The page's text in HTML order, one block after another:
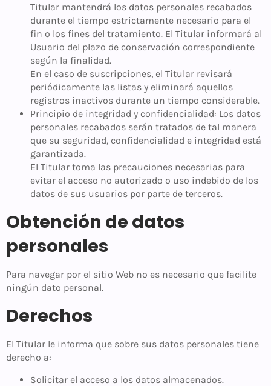
Titular mantendrá los datos personales recabados
durante el tiempo estrictamente necesario para el
fin o los fines del tratamiento. El Titular informará al
Usuario del plazo de conservación correspondiente
según la finalidad.
En el caso de suscripciones, el Titular revisará
periódicamente las listas y eliminará aquellos
registros inactivos durante un tiempo considerable.
Principio de integridad y confidencialidad: Los datos
personales recabados serán tratados de tal manera
que su seguridad, confidencialidad e integridad está
garantizada.
El Titular toma las precauciones necesarias para
evitar el acceso no autorizado o uso indebido de los
datos de sus usuarios por parte de terceros.
Obtención de datos
personales
Para navegar por el sitio Web no es necesario que facilite
ningún dato personal.
Derechos
El Titular le informa que sobre sus datos personales tiene
derecho a:
Solicitar el acceso a los datos almacenados.